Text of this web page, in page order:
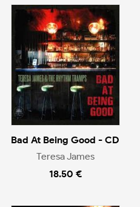
Bad At Being Good - CD
Teresa James
18.50 €